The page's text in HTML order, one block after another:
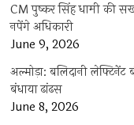
CM पुष्कर सिंह धामी की
नपेंगे अधिकारी
June 9, 2026
अल्मोड़ा: बलिदानी
बंधाया ढांढस
June 8, 2026